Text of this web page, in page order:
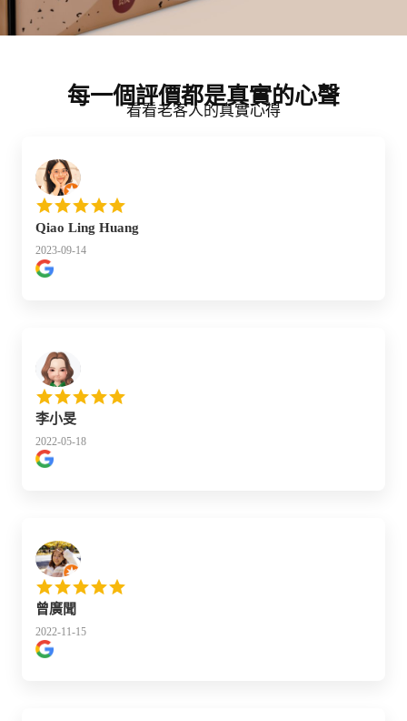
每一個評價都是真實的心聲
看看老客人的真實心得
Qiao Ling Huang
2023-09-14
李小旻
2022-05-18
曾廣聞
2022-11-15